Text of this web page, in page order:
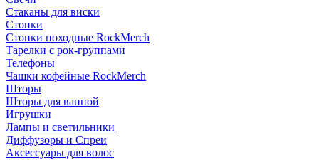
Стаканы для виски
Стопки
Стопки походные RockMerch
Тарелки с рок-группами
Телефоны
Чашки кофейные RockMerch
Шторы
Шторы для ванной
Игрушки
Лампы и светильники
Диффузоры и Спреи
Аксессуары для волос